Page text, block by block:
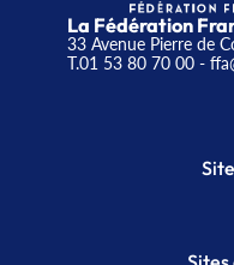
La Fédération
33 Avenue Pierre de
T.01 53 80 70 00-